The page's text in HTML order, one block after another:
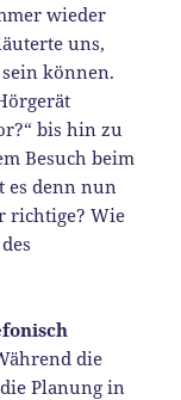
wieder
uns,
können.
bis hin zu
Besuch beim
es denn nun
richtige? Wie
die
Planung in